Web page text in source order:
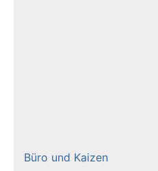
Büro und Kaizen